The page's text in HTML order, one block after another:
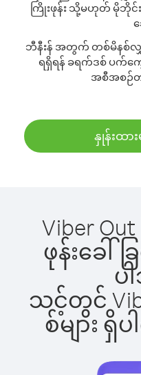
ကြိုးဖုန်း သို့မဟုတ် မိုဘို
ဘီနီးန် အတွက် တစ်မိနစ်လျှ
ရရှိရန် ခရက်ဒစ် ပက်ကေ့
အစီအစဉ်
နှုန်းထား
Viber
ဖုန်းခေ
ပ
သင့်တွင်
စ်များ